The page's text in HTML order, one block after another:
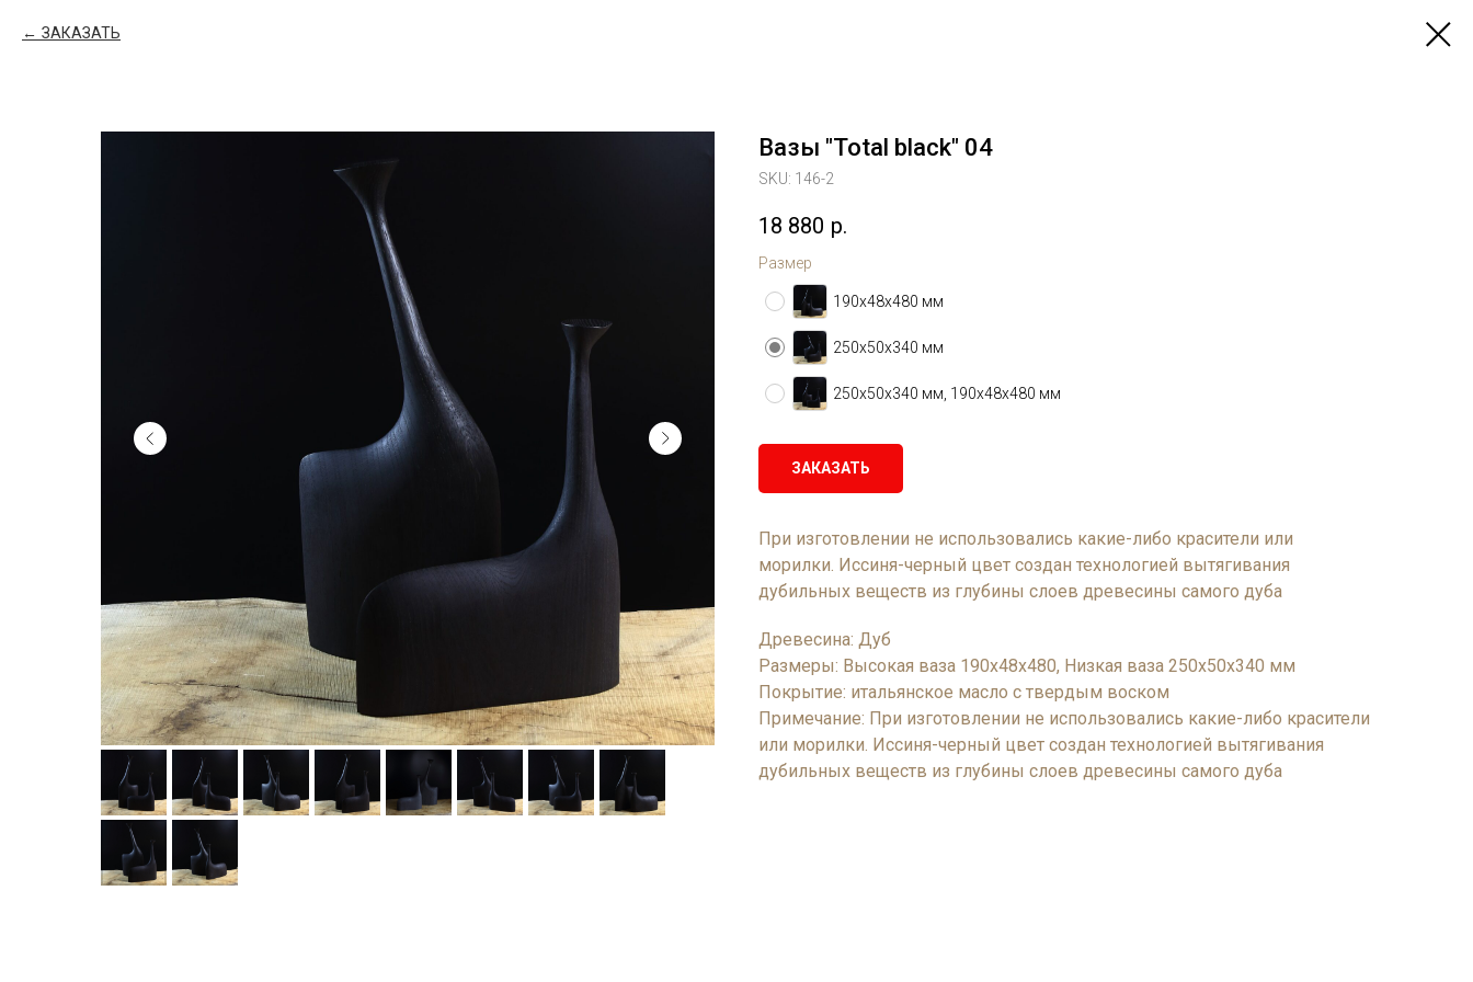
ЗАКАЗАТЬ
Вазы "Total black" 04
SKU: 146-2
18 880 р.
Размер
190х48х480 мм
250х50х340 мм
250х50х340 мм, 190х48х480 мм
ЗАКАЗАТЬ
При изготовлении не использовались какие-либо красители или
морилки. Иссиня-черный цвет создан технологией вытягивания
дубильных веществ из глубины слоев древесины самого дуба
Древесина: Дуб
Размеры: Высокая ваза 190х48х480, Низкая ваза 250х50х340 мм
Покрытие: итальянское масло с твердым воском
Примечание: При изготовлении не использовались какие-либо красители
или морилки. Иссиня-черный цвет создан технологией вытягивания
дубильных веществ из глубины слоев древесины самого дуба